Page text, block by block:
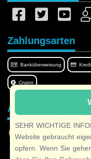
SEHR WICHTIGE
Website gebraucht
opfern. Wenn Sie
Zahlungsarten
Banküberweisung
Crypto
Afilnet in Ihrer